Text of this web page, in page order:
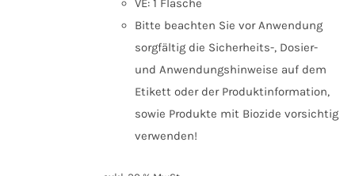
VE: 1 Flasche
Bitte beachten Sie vor Anwendung
sorgfältig die Sicherheits-, Dosier-
und Anwendungshinweise auf dem
Etikett oder der Produktinformation,
sowie Produkte mit Biozide vorsichtig
verwenden!